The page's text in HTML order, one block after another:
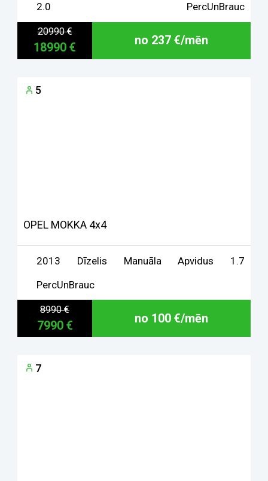
2.0
PercUnBrauc
20990 €
18990 €
no 237 €/mēn
5
OPEL MOKKA 4x4
2013 Dīzelis Manuāla Apvidus
1.7
PercUnBrauc
8990 €
7990 €
no 100 €/mēn
7